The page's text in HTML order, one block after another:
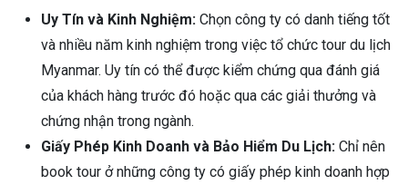
Uy Tín và Kinh Nghiệm: Chọn công ty có danh tiếng tốt
và nhiều năm kinh nghiệm trong việc tổ chức tour du lịch
Myanmar. Uy tín có thể được kiểm chứng qua đánh giá
của khách hàng trước đó hoặc qua các giải thưởng và
chứng nhận trong ngành.
Giấy Phép Kinh Doanh và Bảo Hiểm Du Lịch: Chỉ nên
book tour ở những công ty có giấy phép kinh doanh hợp